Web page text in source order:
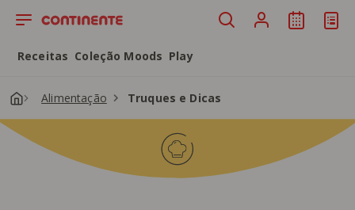
Saltar para o conteúdo principal
Receitas Coleção Moods Play
Alimentação Truques e Dicas